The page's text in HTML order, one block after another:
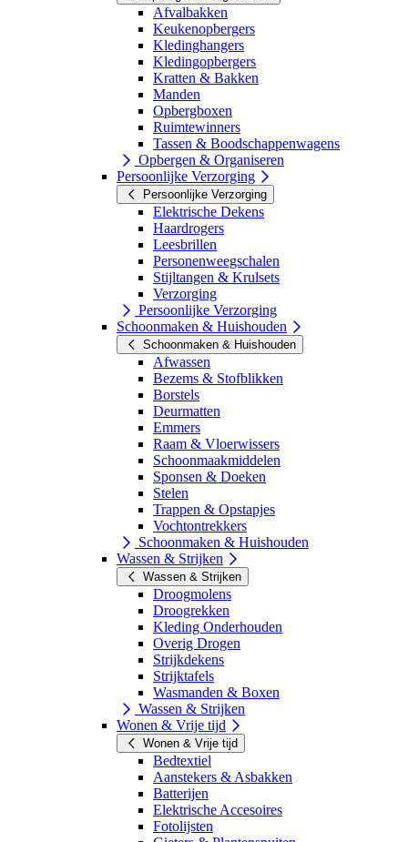
Afvalbakken
Keukenopbergers
Kledinghangers
Kledingopbergers
Kratten & Bakken
Manden
Opbergboxen
Ruimtewinners
Tassen & Boodschappenwagens
Opbergen & Organiseren
Persoonlijke Verzorging
Persoonlijke Verzorging
Elektrische Dekens
Haardrogers
Leesbrillen
Personenweegschalen
Stijltangen & Krulsets
Verzorging
Persoonlijke Verzorging
Schoonmaken & Huishouden
Schoonmaken & Huishouden
Afwassen
Bezems & Stofblikken
Borstels
Deurmatten
Emmers
Raam & Vloerwissers
Schoonmaakmiddelen
Sponsen & Doeken
Stelen
Trappen & Opstapjes
Vochtontrekkers
Schoonmaken & Huishouden
Wassen & Strijken
Wassen & Strijken
Droogmolens
Droogrekken
Kleding Onderhouden
Overig Drogen
Strijkdekens
Strijktafels
Wasmanden & Boxen
Wassen & Strijken
Wonen & Vrije tijd
Wonen & Vrije tijd
Bedtextiel
Aanstekers & Asbakken
Batterijen
Elektrische Accesoires
Fotolijsten